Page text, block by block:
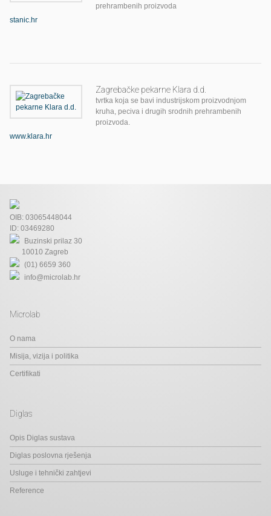
prehrambenih proizvoda
stanic.hr
Zagrebačke pekarne Klara d.d.
tvrtka koja se bavi industrijskom proizvodnjom
kruha, peciva i drugih srodnih prehrambenih
proizvoda.
www.klara.hr
OIB: 03065448044
ID: 03469280
Buzinski prilaz 30
10010 Zagreb
(01) 6659 360
info@microlab.hr
Microlab
O nama
Misija, vizija i politika
Certifikati
Diglas
Opis Diglas sustava
Diglas poslovna rješenja
Usluge i tehnički zahtjevi
Reference